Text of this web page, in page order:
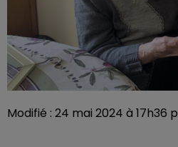
Modifié : 24 mai 2024 à 17h36